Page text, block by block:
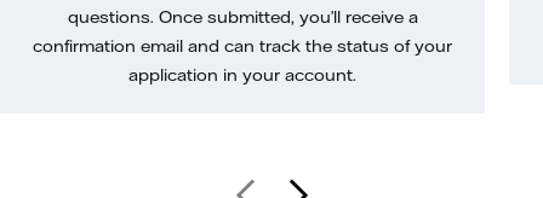
questions. Once submitted, you’ll receive a
confirmation email and can track the status of your
application in your account.